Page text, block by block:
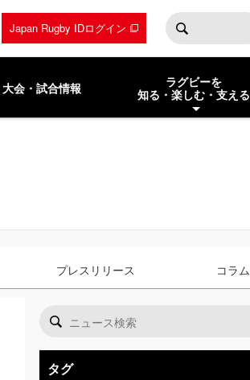
Japan Rugby IDログイン
大会・試合情報
ラグビーを
知る・楽しむ・支える
プレスリリース コラム
タグ